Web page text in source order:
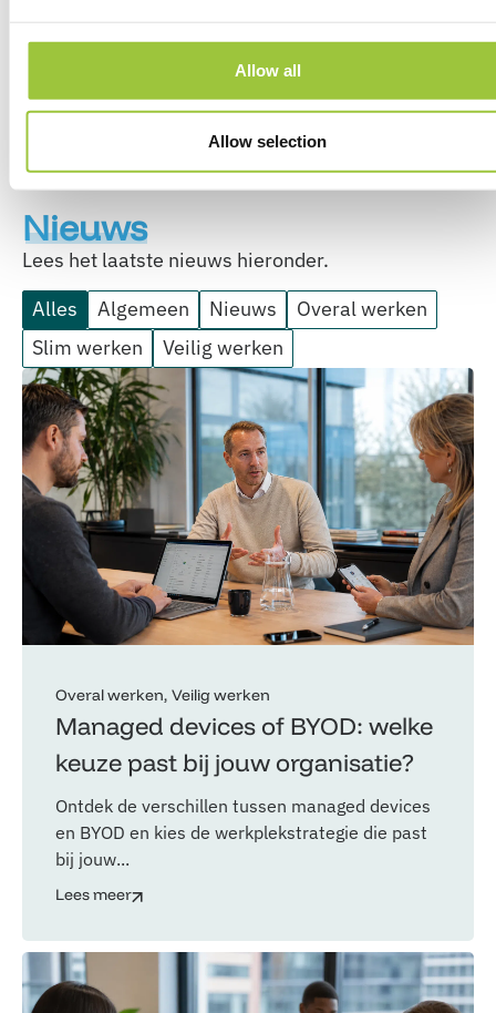
Allow all
Allow selection
Nieuws
Lees het laatste nieuws hieronder.
Alles
Algemeen Nieuws
Overal werken
Slim werken
Veilig werken
Overal werken Veilig werken
Managed devices of BYOD: welke
keuze past bij jouw organisatie?
Ontdek de verschillen tussen managed devices
en BYOD en kies de werkplekstrategie die past
bij jouw...
Lees meer